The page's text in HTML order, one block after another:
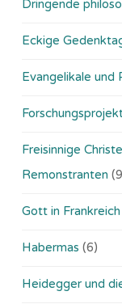
Dringende
Eckige
Evangelikale und
Freisinnige
Remonstranten
Gott in Frankreich
Habermas (6)
Heidegger und